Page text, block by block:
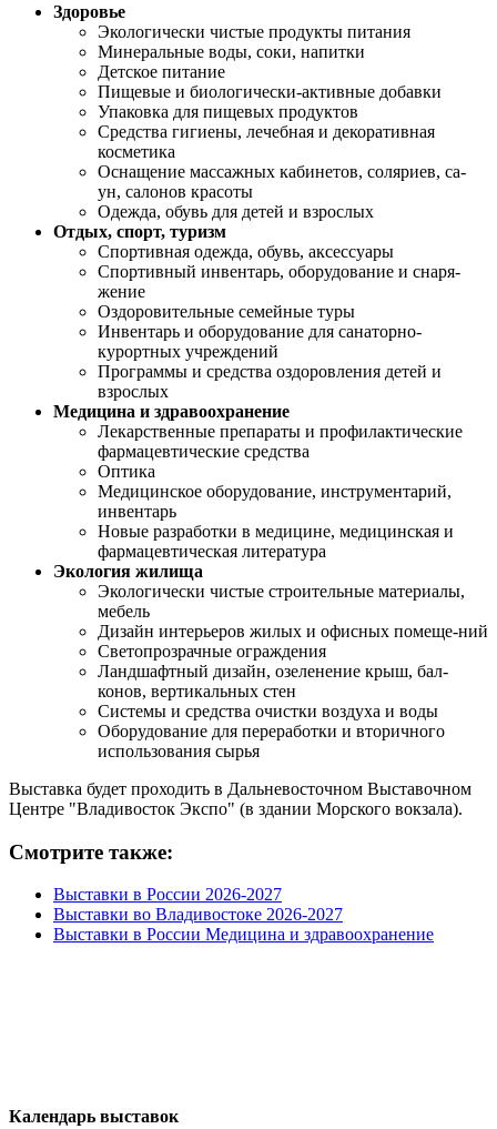
Здоровье
Экологически чистые продукты питания
Минеральные воды, соки, напитки
Детское питание
Пищевые и биологически-активные добавки
Упаковка для пищевых продуктов
Средства гигиены, лечебная и декоративная
косметика
Оснащение массажных кабинетов, соляриев, са-
ун, салонов красоты
Одежда, обувь для детей и взрослых
Отдых, спорт, туризм
Спортивная одежда, обувь, аксессуары
Спортивный инвентарь, оборудование и снаря-
жение
Оздоровительные семейные туры
Инвентарь и оборудование для санаторно-
курортных учреждений
Программы и средства оздоровления детей и
взрослых
Медицина и здравоохранение
Лекарственные препараты и профилактические
фармацевтические средства
Оптика
Медицинское оборудование, инструментарий,
инвентарь
Новые разработки в медицине, медицинская и
фармацевтическая литература
Экология жилища
Экологически чистые строительные материалы,
мебель
Дизайн интерьеров жилых и офисных помеще-ний
Светопрозрачные ограждения
Ландшафтный дизайн, озеленение крыш, бал-
конов, вертикальных стен
Системы и средства очистки воздуха и воды
Оборудование для переработки и вторичного
использования сырья
Выставка будет проходить в Дальневосточном Выставочном
Центре "Владивосток Экспо" (в здании Морского вокзала).
Смотрите также:
Выставки в России 2026-2027
Выставки во Владивостоке 2026-2027
Выставки в России Медицина и здравоохранение
Календарь выставок